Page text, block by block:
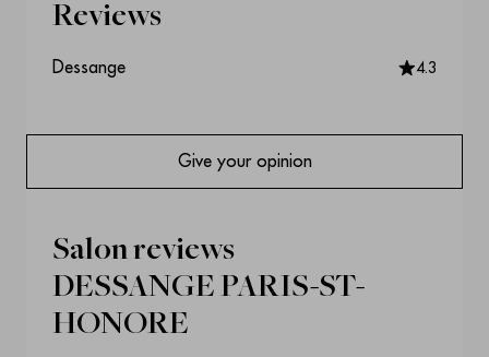
Salon reviews
DESSANGE PARIS-ST-
HONORE
Reviews
Dessange 4.3
Give your opinion